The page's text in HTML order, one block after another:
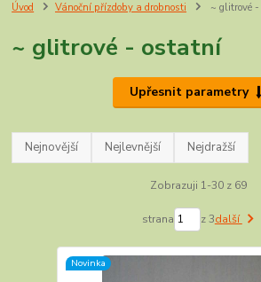
Úvod Vánoční přízdoby a drobnosti ~ glitrové
~ glitrové - ostatní
Upřesnit parametry
Nejnovější Nejlevnější Nejdražší
Zobrazuji 1-30 z 69
strana z 3další
Novinka